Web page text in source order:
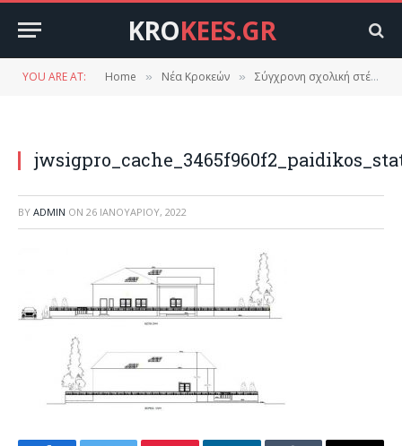
KROKEES.GR
YOU ARE AT: Home » Νέα Κροκεών » Σύγχρονη σχολική στέγη για τα νήπια στις Κροκεές
BY ADMIN ON 26 ΙΑΝΟΥΑΡΊΟΥ, 2022